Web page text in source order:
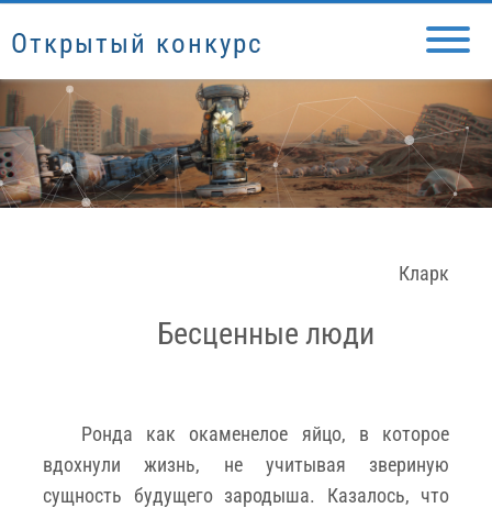
Открытый конкурс
Кларк
Бесценные люди
Ронда как окаменелое яйцо, в которое
вдохнули жизнь, не учитывая звериную
сущность будущего зародыша. Казалось, что